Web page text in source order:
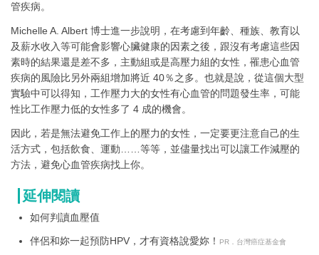
管疾病。
Michelle A. Albert 博士進一步說明，在考慮到年齡、種族、教育以
及薪水收入等可能會影響心臟健康的因素之後，跟沒有考慮這些因
素時的結果還是差不多，主動組或是高壓力組的女性，罹患心血管
疾病的風險比另外兩組增加將近 40％之多。也就是說，從這個大型
實驗中可以得知，工作壓力大的女性有心血管的問題發生率，可能
性比工作壓力低的女性多了 4 成的機會。
因此，若是無法避免工作上的壓力的女性，一定要更注意自己的生
活方式，包括飲食、運動……等等，並儘量找出可以讓工作減壓的
方法，避免心血管疾病找上你。
延伸閱讀
如何判讀血壓值
伴侶和妳一起預防HPV，才有資格說愛妳！ PR．台灣癌症基金會